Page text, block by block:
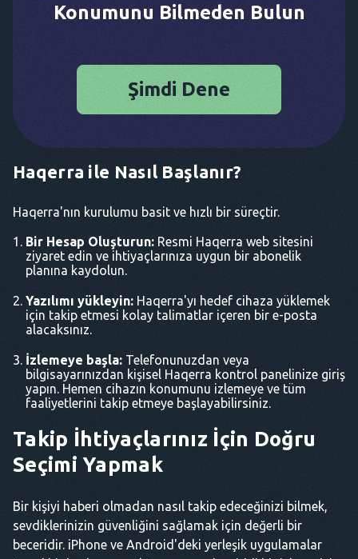
Konumunu Bilmeden Bulun
Şimdi Dene
Haqerra ile Nasıl Başlanır?
Haqerra'nın kurulumu basit ve hızlı bir süreçtir.
Bir Hesap Oluşturun: Resmi Haqerra web sitesini
ziyaret edin ve ihtiyaçlarınıza uygun bir abonelik
planına kaydolun.
Yazılımı yükleyin: Haqerra'yı hedef cihaza yüklemek
için takip etmesi kolay talimatlar içeren bir e-posta
alacaksınız.
İzlemeye başla: Telefonunuzdan veya
bilgisayarınızdan kişisel Haqerra kontrol panelinize giriş
yapın. Hemen cihazın konumunu izlemeye ve tüm
faaliyetlerini takip etmeye başlayabilirsiniz.
Takip İhtiyaçlarınız İçin Doğru
Seçimi Yapmak
Bir kişiyi haberi olmadan nasıl takip edeceğinizi bilmek,
sevdiklerinizin güvenliğini sağlamak için değerli bir
beceridir. iPhone ve Android'deki yerleşik uygulamalar